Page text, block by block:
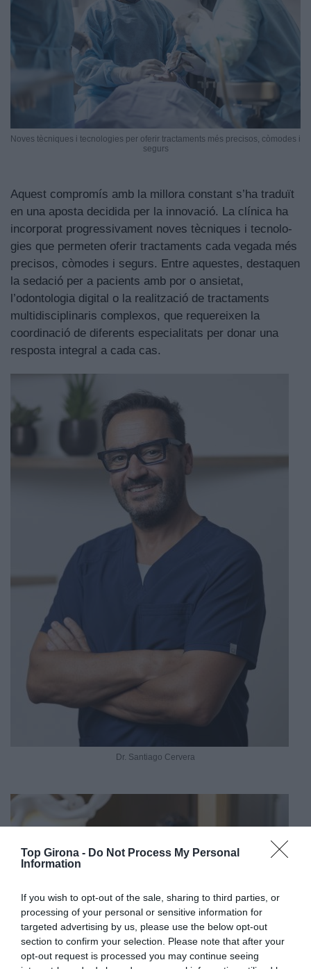
Top Girona - Do Not Process My Personal
Information
If you wish to opt-out of the sale, sharing to third parties, or
processing of your personal or sensitive information for
targeted advertising by us, please use the below opt-out
section to confirm your selection. Please note that after your
opt-out request is processed you may continue seeing
Noves tècniques i tecnologies per oferir tractaments més precisos, còmodes i
segurs
Aquest compromís amb la millora constant s’ha traduït
en una aposta decidida per la innovació. La clínica ha
incorporat progressivament noves tècniques i tecnolo-
gies que permeten oferir tractaments cada vegada més
precisos, còmodes i segurs. Entre aquestes, destaquen
la sedació per a pacients amb por o ansietat,
l’odontologia digital o la realització de tractaments
multidisciplinaris complexos, que requereixen la
coordinació de diferents especialitats per donar una
resposta integral a cada cas.
Dr. Santiago Cervera